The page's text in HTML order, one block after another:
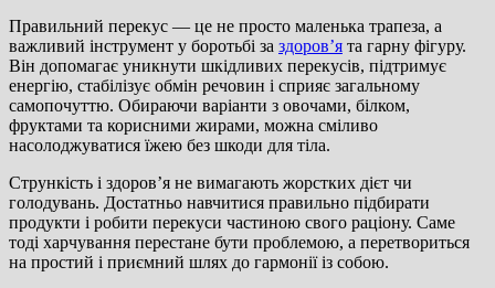
Правильний перекус — це не просто маленька трапеза, а
важливий інструмент у боротьбі за здоров’я та гарну фігуру.
Він допомагає уникнути шкідливих перекусів, підтримує
енергію, стабілізує обмін речовин і сприяє загальному
самопочуттю. Обираючи варіанти з овочами, білком,
фруктами та корисними жирами, можна сміливо
насолоджуватися їжею без шкоди для тіла.
Стрункість і здоров’я не вимагають жорстких дієт чи
голодувань. Достатньо навчитися правильно підбирати
продукти і робити перекуси частиною свого раціону. Саме
тоді харчування перестане бути проблемою, а перетвориться
на простий і приємний шлях до гармонії із собою.